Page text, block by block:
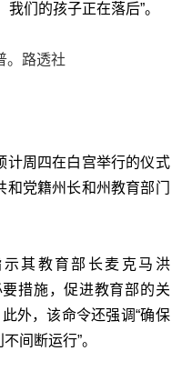
们的孩子正在落后”。
计周四在白宫举行的仪式
党籍州长和州教育部门
其教育部长麦克马洪
要措施，促进教育部的关
外，该命令还强调“确保
间断运行”。